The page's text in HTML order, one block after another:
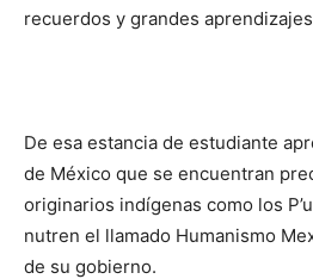
recuerdos y grandes
De esa estancia de estudiante
de México que se encuentran
originarios indígenas como los
nutren el llamado Humanismo
de su gobierno.